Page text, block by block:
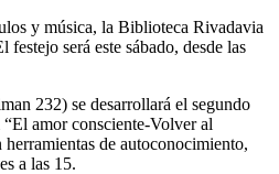
y música, la Biblioteca Rivadavia
festejo será este sábado, desde las
232) se desarrollará el segundo
amor consciente-Volver al
de autoconocimiento,
a las 15.